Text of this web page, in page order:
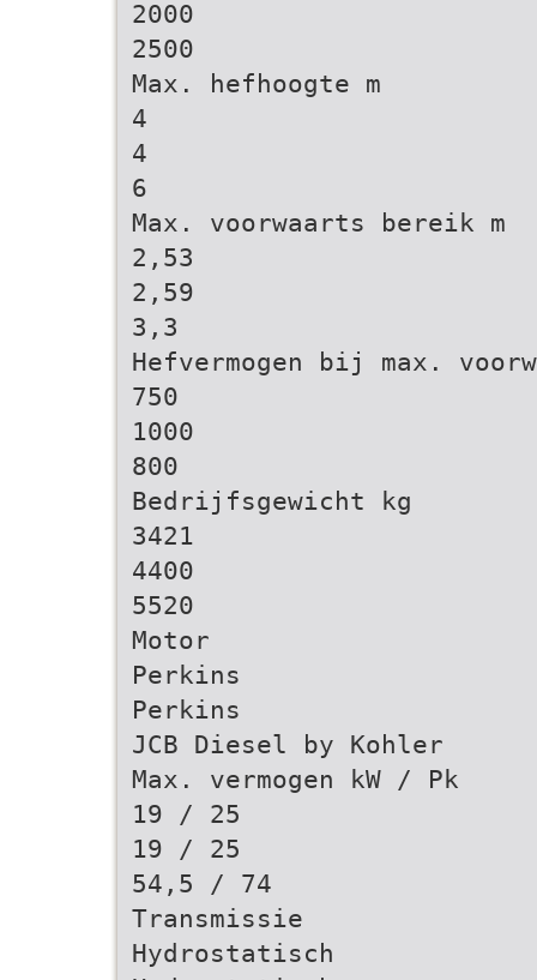
2000
2500
Max. hefhoogte m
4
4
6
Max. voorwaarts bereik m
2,53
2,59
3,3
Hefvermogen bij max.
750
1000
800
Bedrijfsgewicht kg
3421
4400
5520
Motor
Perkins
Perkins
JCB Diesel by Kohler
Max. vermogen kW / Pk
19 / 25
19 / 25
54,5 / 74
Transmissie
Hydrostatisch